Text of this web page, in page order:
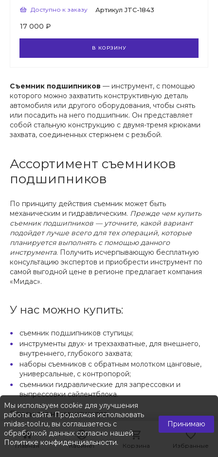
Главная Кабинет Корзина Избранные
Главная Кабинет Корзина Избранные
Доступно к заказу Артикул JTC-1843
17 000 ₽
В КОРЗИНУ
Съемник подшипников — инструмент, с помощью
которого можно захватить конструктивную деталь
автомобиля или другого оборудования, чтобы снять
или посадить на него подшипник. Он представляет
собой стальную конструкцию с двумя-тремя крюками
захвата, соединенных стержнем с резьбой.
Ассортимент съемников
подшипников
По принципу действия съемник может быть
механическим и гидравлическим. Прежде чем купить
съемник подшипников — уточните, какой вариант
подойдет лучше всего для тех операций, которые
планируется выполнять с помощью данного
инструмента. Получить исчерпывающую бесплатную
консультацию экспертов и приобрести инструмент по
самой выгодной цене в регионе предлагает компания
«Мидас».
У нас можно купить:
съемник подшипников ступицы;
инструменты двух- и трехзахватные, для внешнего,
внутреннего, глубокого захвата;
наборы съемников с обратным молотком цанговые,
универсальные, с контропорой;
съемники гидравлические для запрессовки и
выпрессовки сайлентблока.
Плюсы для наших клиентов
Мы предлагаем самый полный ассортимент
инструментов для работы с подшипниками. В каталоге
Мы используем cookie для улучшения
работы сайта. Продолжая использовать
midas-tool.ru, вы соглашаетесь с
обработкой данных согласно нашей
Политике конфиденциальности.
Принимаю